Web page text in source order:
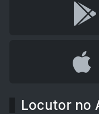
Locutor no